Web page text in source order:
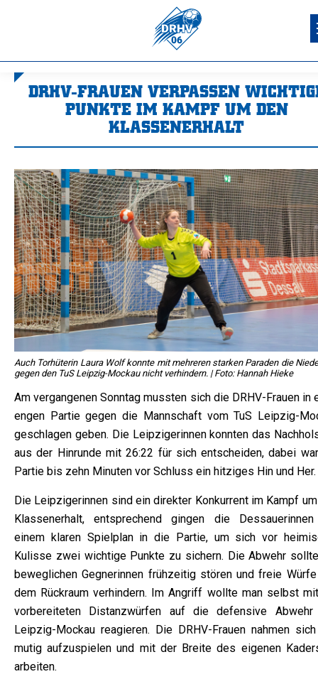
DRHV-FRAUEN VERPASSEN
PUNKTE IM KAMPF UM DEN
KLASSENERHALT
Auch Torhüterin Laura Wolf konnte mit mehreren starken Paraden die
gegen den TuS Leipzig-Mockau nicht verhindern. | Foto: Hannah Hieke
Am vergangenen Sonntag mussten sich die DRHV-Frauen in
engen Partie gegen die Mannschaft vom TuS Leipzig-
geschlagen geben. Die Leipzigerinnen konnten das
aus der Hinrunde mit 26:22 für sich entscheiden, dabei
Partie bis zehn Minuten vor Schluss ein hitziges Hin und Her.
Die Leipzigerinnen sind ein direkter Konkurrent im Kampf
Klassenerhalt, entsprechend gingen die
einem klaren Spielplan in die Partie, um sich vor
Kulisse zwei wichtige Punkte zu sichern. Die Abwehr
beweglichen Gegnerinnen frühzeitig stören und freie
dem Rückraum verhindern. Im Angriff wollte man selbst
vorbereiteten Distanzwürfen auf die defensive Abwehr
Leipzig-Mockau reagieren. Die DRHV-Frauen nahmen
mutig aufzuspielen und mit der Breite des eigenen
arbeiten.